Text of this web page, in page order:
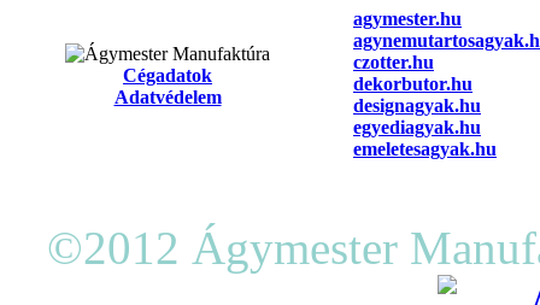
Cégadatok
Adatvédelem
agymester.hu
czotter.hu
dekorbutor.hu
designagyak.hu
egyediagyak.hu
emeletesagyak.hu
©2012 Ágymester